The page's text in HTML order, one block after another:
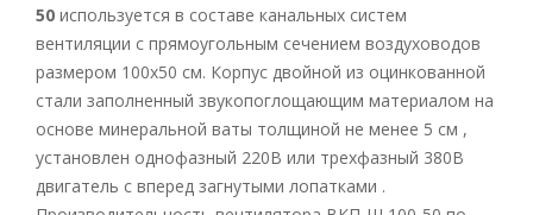
50 используется в составе канальных систем
вентиляции с прямоугольным сечением воздуховодов
размером 100х50 см. Корпус двойной из оцинкованной
стали заполненный звукопоглощающим материалом на
основе минеральной ваты толщиной не менее 5 см ,
установлен однофазный 220В или трехфазный 380В
двигатель с вперед загнутыми лопатками .